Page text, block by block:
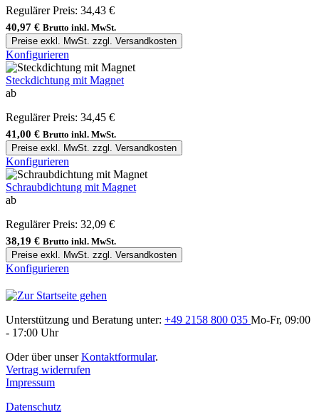
Regulärer Preis: 34,43 €
40,97 € Brutto inkl. MwSt.
Preise exkl. MwSt. zzgl. Versandkosten
Konfigurieren
Steckdichtung mit Magnet
ab
Regulärer Preis: 34,45 €
41,00 € Brutto inkl. MwSt.
Preise exkl. MwSt. zzgl. Versandkosten
Konfigurieren
Schraubdichtung mit Magnet
ab
Regulärer Preis: 32,09 €
38,19 € Brutto inkl. MwSt.
Preise exkl. MwSt. zzgl. Versandkosten
Konfigurieren
Unterstützung und Beratung unter: +49 2158 800 035 Mo-Fr, 09:00
- 17:00 Uhr
Oder über unserKontaktformular.
Vertrag widerrufen
Impressum
Datenschutz